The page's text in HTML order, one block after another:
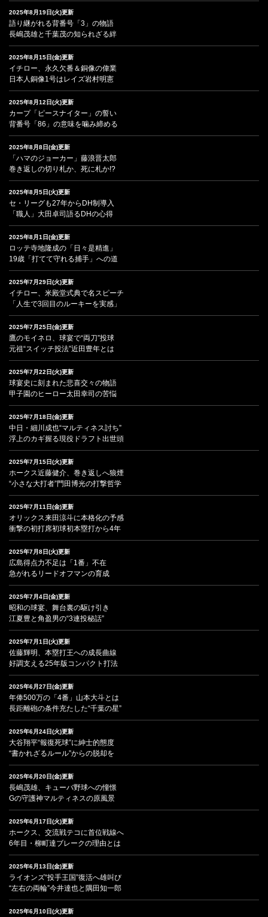
2025年8月19日(火)更新
語り継がれる背番号「3」の物語
長嶋茂雄と千葉茂の知られざる絆
2025年8月15日(金)更新
イチロー、永久欠番＆銅像の偉業
日本人銅像1号はレイズ岩村明憲
2025年8月12日(火)更新
カープ「ピースナイター」の誓い
背番号「86」の意味を噛み締める
2025年8月8日(金)更新
「ハマのジョーカー」藤浪晋太郎
巻き返しの切り札か、死に札か!?
2025年8月5日(火)更新
セ・リーグも27年からDH制導入
「職人」大田卓司語るDHの心得
2025年8月1日(金)更新
ロッテ寺地隆成の「日々是精進」
19歳「打てて守れる捕手」への道
2025年7月29日(火)更新
イチロー、米殿堂式典で名スピーチ
「人生で3回目のルーキーを実感」
2025年7月25日(金)更新
鷹のモイネロ、球宴で“両刀”投球
元祖“スイッチ投法”近田豊年とは
2025年7月22日(火)更新
球宴史に刻まれた悲喜交々の物語
甲子園のヒーロー太田幸司の苦悩
2025年7月18日(金)更新
中日・細川成也“マルティネス討ち”
浮上のカギ握る現役ドラフト出世頭
2025年7月15日(火)更新
ホークス近藤健介、巻き返しへ狼煙
“小さな大打者”門田博光の打撃哲学
2025年7月11日(金)更新
オリックス来田涼斗に本格化の予感
衝撃の初打席初球初本塁打から4年
2025年7月8日(火)更新
広島得点力不足は「1番」不在
急がれるリードオフマンの育成
2025年7月4日(金)更新
昭和の球宴、舞台裏の駆け引き
江夏豊と角盈男の“3連投秘話”
2025年7月1日(火)更新
佐藤輝明、本塁打王への成長曲線
好調支える25年版コンパクト打法
2025年6月27日(金)更新
年俸500万の「4番」山本大斗とは
長距離砲の条件充たした“千葉の星”
2025年6月24日(火)更新
大谷翔平“報復死球”に紳士的態度
“書かれざるルール”からの脱却を
2025年6月20日(金)更新
長嶋茂雄、キューバ野球への憧憬
Gの守護神マルティネスの原風景
2025年6月17日(火)更新
ホークス、交流戦テコに首位戦線へ
6年目・柳町達ブレークの理由とは
2025年6月13日(金)更新
ライオンズ“投手王国”復活へ雄叫び
“左右の両輪”今井達也と隅田知一郎
2025年6月10日(火)更新